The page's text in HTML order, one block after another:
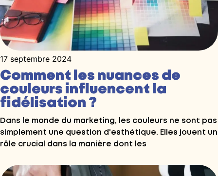
17 septembre 2024
Comment les nuances de
couleurs influencent la
fidélisation ?
Dans le monde du marketing, les couleurs ne sont pas
simplement une question d'esthétique. Elles jouent un
rôle crucial dans la manière dont les